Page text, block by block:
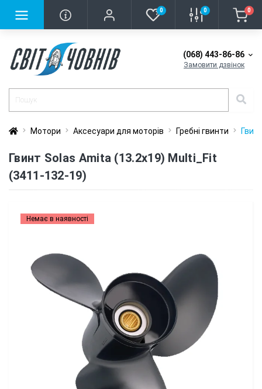
0 0 0
(068) 443-86-86
Замовити дзвінок
Мотори Аксесуари для моторів Гребні гвинти
Гвинт Solas Amita (13.2x19) Multi_Fit
(3411-132-19)
Немає в наявності